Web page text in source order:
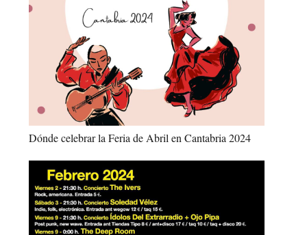
Dónde celebrar la Feria de Abril en Cantabria 2024